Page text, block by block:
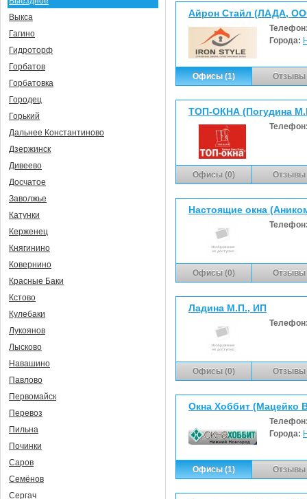
Айрон Стайл (ЛАДА,
Города:
Офисы (1) Отзывы
ТОП-ОКНА (Погудина
Офисы (0) Отзывы
Настоящие окна
Офисы (0) Отзывы
Ладина М.П., ИП
Офисы (0) Отзывы
Окна Хоббит (Мацейко
Города:
Офисы (1) Отзывы
Выкса
Гагино
Гидроторф
Горбатов
Горбатовка
Городец
Горький
Дальнее Константиново
Дзержинск
Дивеево
Досчатое
Заволжье
Катунки
Керженец
Княгинино
Ковернино
Красные Баки
Кстово
Кулебаки
Лукоянов
Лысково
Навашино
Павлово
Первомайск
Перевоз
Пильна
Починки
Саров
Семёнов
Сергач